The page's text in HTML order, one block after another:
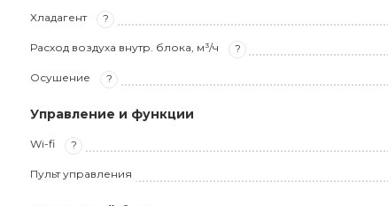
Хладагент ?
Расход воздуха внутр. блока, м³/ч ?
Осушение ?
Управление и функции
Wi-fi ?
Пульт управления